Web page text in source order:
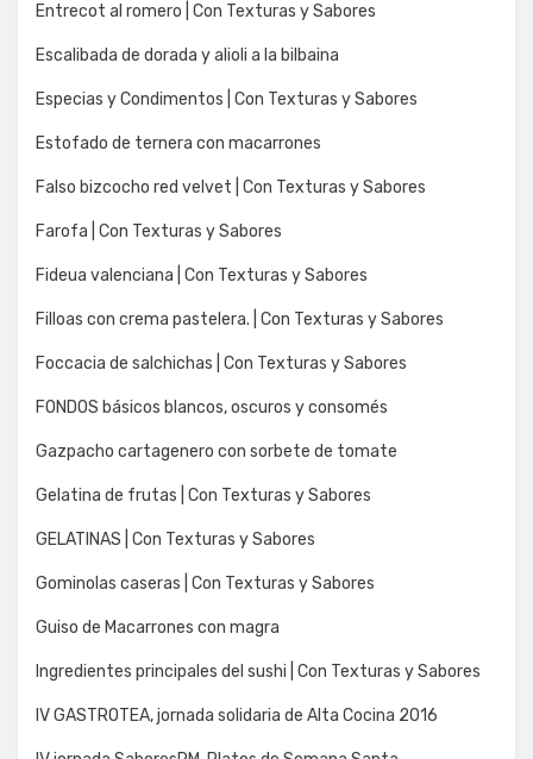
Entrecot al romero | Con Texturas y Sabores
Escalibada de dorada y alioli a la bilbaina
Especias y Condimentos | Con Texturas y Sabores
Estofado de ternera con macarrones
Falso bizcocho red velvet | Con Texturas y Sabores
Farofa | Con Texturas y Sabores
Fideua valenciana | Con Texturas y Sabores
Filloas con crema pastelera. | Con Texturas y Sabores
Foccacia de salchichas | Con Texturas y Sabores
FONDOS básicos blancos, oscuros y consomés
Gazpacho cartagenero con sorbete de tomate
Gelatina de frutas | Con Texturas y Sabores
GELATINAS | Con Texturas y Sabores
Gominolas caseras | Con Texturas y Sabores
Guiso de Macarrones con magra
Ingredientes principales del sushi | Con Texturas y Sabores
IV GASTROTEA, jornada solidaria de Alta Cocina 2016